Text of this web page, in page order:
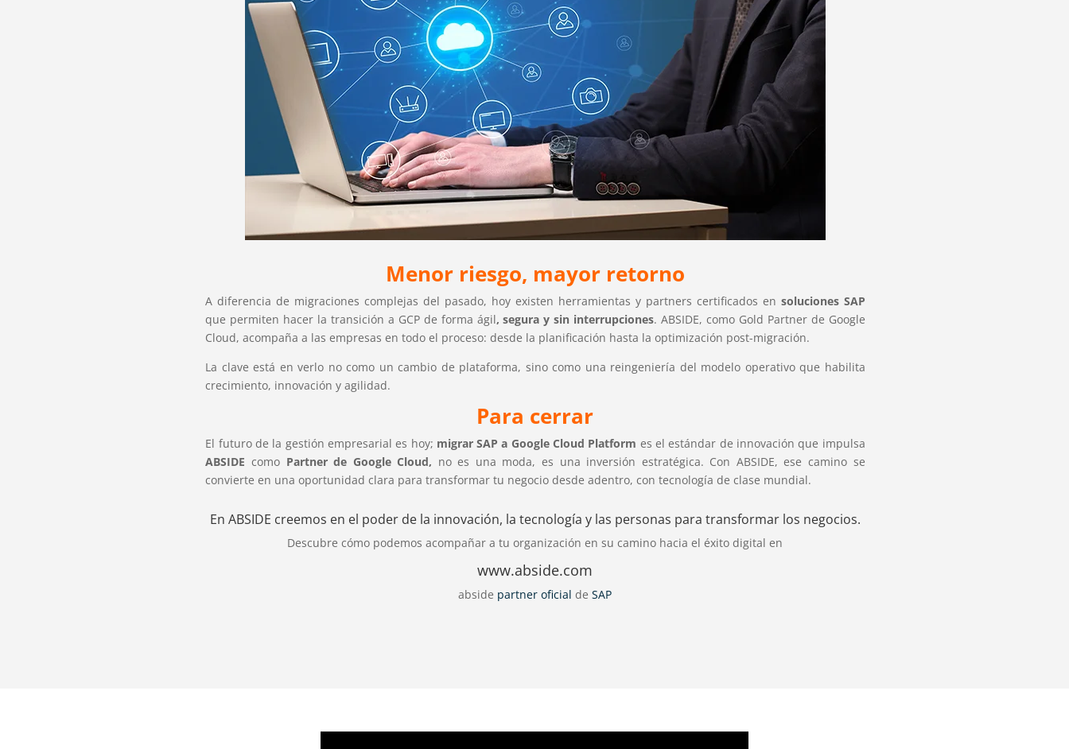
Menor riesgo, mayor retorno
A diferencia de migraciones complejas del pasado, hoy existen herramientas y partners certificados en soluciones SAP
que permiten hacer la transición a GCP de forma ágil, segura y sin interrupciones. ABSIDE, como Gold Partner de Google
Cloud, acompaña a las empresas en todo el proceso: desde la planificación hasta la optimización post-migración.
La clave está en verlo no como un cambio de plataforma, sino como una reingeniería del modelo operativo que habilita
crecimiento, innovación y agilidad.
Para cerrar
El futuro de la gestión empresarial es hoy; migrar SAP a Google Cloud Platform es el estándar de innovación que impulsa
ABSIDE como Partner de Google Cloud, no es una moda, es una inversión estratégica. Con ABSIDE, ese camino se
convierte en una oportunidad clara para transformar tu negocio desde adentro, con tecnología de clase mundial.
En ABSIDE creemos en el poder de la innovación, la tecnología y las personas para transformar los negocios.
Descubre cómo podemos acompañar a tu organización en su camino hacia el éxito digital en
www.abside.com
abside partner oficial deSAP